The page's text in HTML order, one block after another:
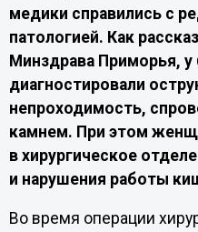
медики справились с
патологией. Как
Минздрава Приморья, у
диагностировали
непроходимость,
камнем. При этом
в хирургическое
и нарушения работы
Во время операции